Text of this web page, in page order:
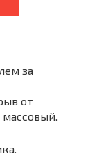
за
от